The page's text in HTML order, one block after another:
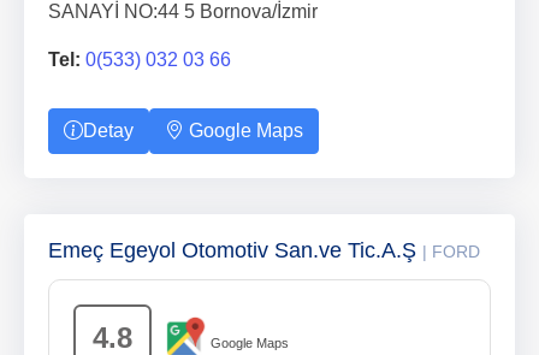
SANAYİ NO:44 5 Bornova/İzmir
Tel: 0(533) 032 03 66
Detay Google Maps
Emeç Egeyol Otomotiv San.ve Tic.A.Ş | FORD
4.8 Google Maps